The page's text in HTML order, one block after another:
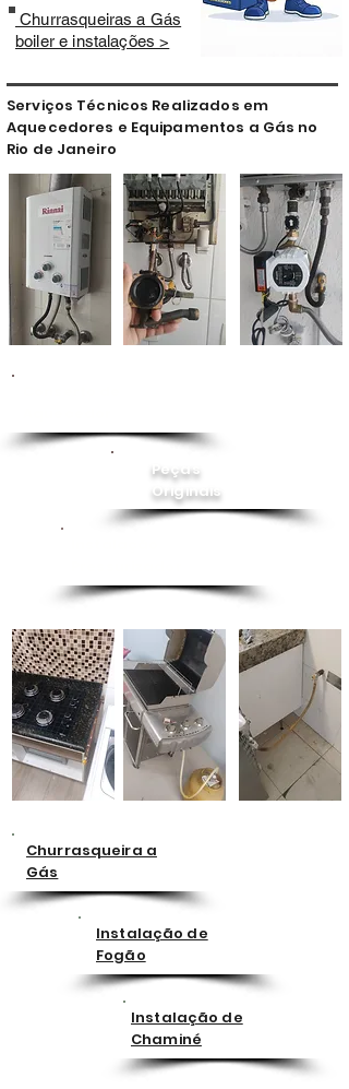
Churrasqueiras a Gás
boiler e instalações >
Serviços Técnicos Realizados em
Aquecedores e Equipamentos a Gás no
Rio de Janeiro
Peças
Originais
Churrasqueira a
Gás
Instalação de
Fogão
Instalação de
Chaminé